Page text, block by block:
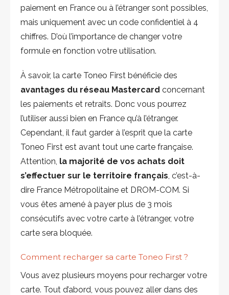
paiement en France ou à l’étranger sont possibles,
mais uniquement avec un code confidentiel à 4
chiffres. D’où l’importance de changer votre
formule en fonction votre utilisation.
À savoir, la carte Toneo First bénéficie des
avantages du réseau Mastercard concernant
les paiements et retraits. Donc vous pourrez
l’utiliser aussi bien en France qu’à l’étranger.
Cependant, il faut garder à l’esprit que la carte
Toneo First est avant tout une carte française.
Attention, la majorité de vos achats doit
s’effectuer sur le territoire français, c’est-à-
dire France Métropolitaine et DROM-COM. Si
vous êtes amené à payer plus de 3 mois
consécutifs avec votre carte à l’étranger, votre
carte sera bloquée.
Comment recharger sa carte Toneo First ?
Vous avez plusieurs moyens pour recharger votre
carte. Tout d’abord, vous pouvez aller dans des